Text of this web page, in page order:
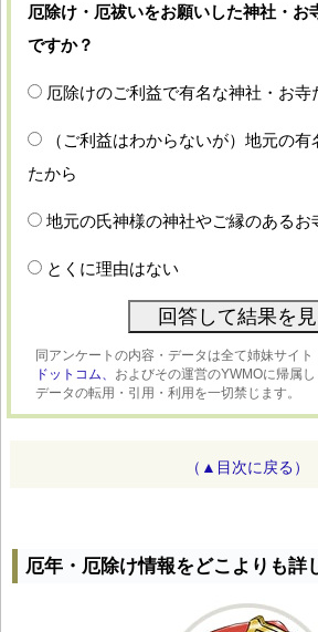
厄除け・厄祓いをお願いした神社・お
ですか？
厄除けのご利益で有名な神社・お寺
（ご利益はわからないが）地元の
たから
地元の氏神様の神社やご縁のあるお
とくに理由はない
同アンケートの内容・データは全て姉妹サイト
ドットコム、 およびその運営のYWMOに帰属
データの転用・引用・利用を一切禁じます。
（▲目次に戻る）
厄年・厄除け情報をどこよりも詳